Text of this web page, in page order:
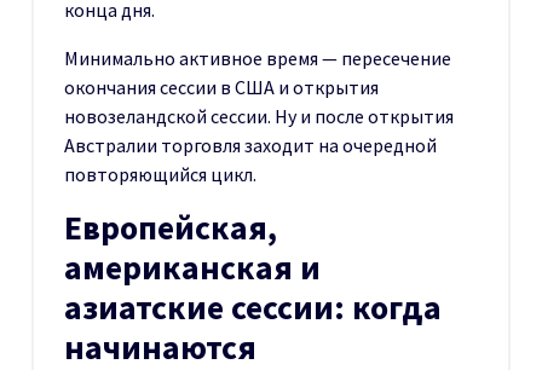
конца дня.
Минимально активное время — пересечение
окончания сессии в США и открытия
новозеландской сессии. Ну и после открытия
Австралии торговля заходит на очередной
повторяющийся цикл.
Европейская,
американская и
азиатские сессии: когда
начинаются